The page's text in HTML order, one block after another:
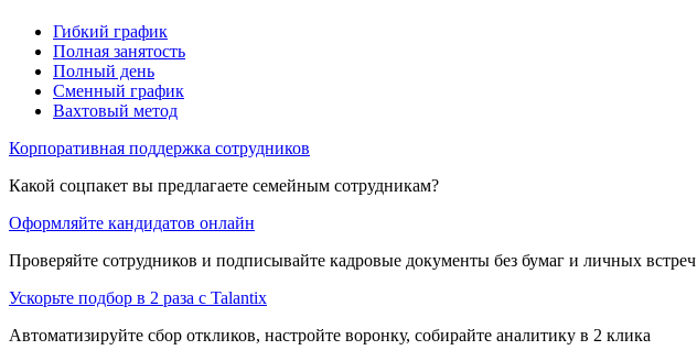
Гибкий график
Полная занятость
Полный день
Сменный график
Вахтовый метод
Корпоративная поддержка сотрудников
Какой соцпакет вы предлагаете семейным сотрудникам?
Оформляйте кандидатов онлайн
Проверяйте сотрудников и подписывайте кадровые документы без бумаг и личных встреч
Ускорьте подбор в 2 раза с Talantix
Автоматизируйте сбор откликов, настройте воронку, собирайте аналитику в 2 клика